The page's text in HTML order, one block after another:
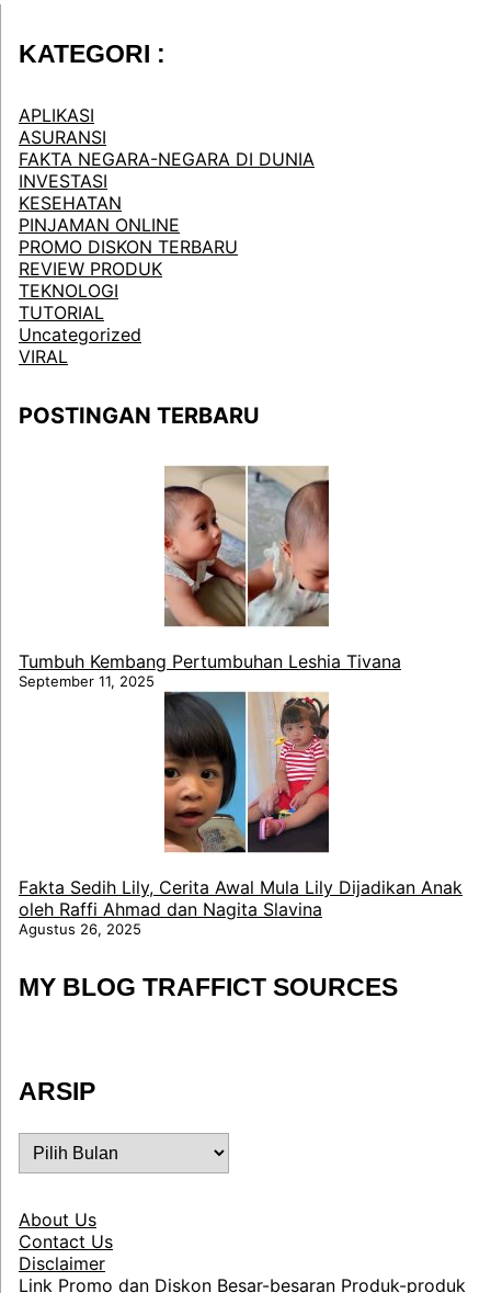
KATEGORI :
APLIKASI
ASURANSI
FAKTA NEGARA-NEGARA DI DUNIA
INVESTASI
KESEHATAN
PINJAMAN ONLINE
PROMO DISKON TERBARU
REVIEW PRODUK
TEKNOLOGI
TUTORIAL
Uncategorized
VIRAL
POSTINGAN TERBARU
Tumbuh Kembang Pertumbuhan Leshia Tivana
September 11, 2025
Fakta Sedih Lily, Cerita Awal Mula Lily Dijadikan Anak
oleh Raffi Ahmad dan Nagita Slavina
Agustus 26, 2025
MY BLOG TRAFFICT SOURCES
ARSIP
ARSIP
About Us
Contact Us
Disclaimer
Link Promo dan Diskon Besar-besaran Produk-produk